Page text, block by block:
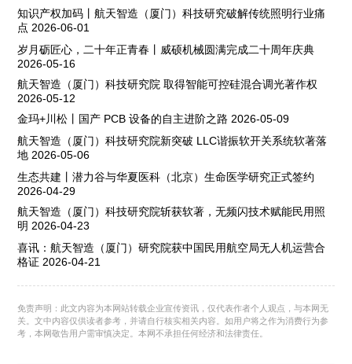
知识产权加码丨航天智造（厦门）科技研究破解传统照明行业痛
点 2026-06-01
岁月砺匠心，二十年正青春丨威硕机械圆满完成二十周年庆典
2026-05-16
航天智造（厦门）科技研究院 取得智能可控硅混合调光著作权
2026-05-12
金玛+川松丨国产 PCB 设备的自主进阶之路 2026-05-09
航天智造（厦门）科技研究院新突破 LLC谐振软开关系统软著落
地 2026-05-06
生态共建丨潜力谷与华夏医科（北京）生命医学研究正式签约
2026-04-29
航天智造（厦门）科技研究院斩获软著，无频闪技术赋能民用照
明 2026-04-23
喜讯：航天智造（厦门）研究院获中国民用航空局无人机运营合
格证 2026-04-21
免责声明：此文内容为本网站转载企业宣传资讯，仅代表作者个人观点，与本网无
关。文中内容仅供读者参考，并请自行核实相关内容。如用户将之作为消费行为参
考，本网敬告用户需审慎决定。本网不承担任何经济和法律责任。